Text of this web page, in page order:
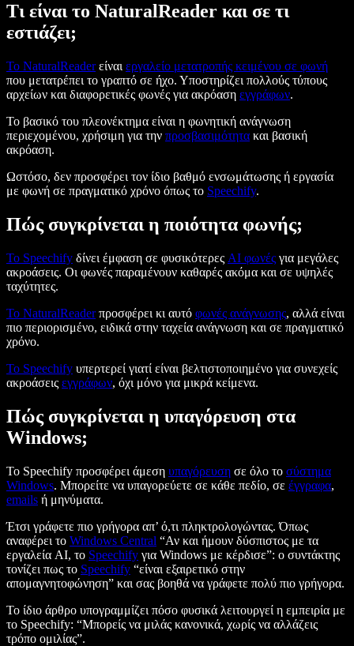
Τι είναι το NaturalReader και σε τι
εστιάζει;
Το NaturalReaderείναι εργαλείο μετατροπής κειμένου σε φωνή
που μετατρέπει το γραπτό σε ήχο. Υποστηρίζει πολλούς τύπους
αρχείων και διαφορετικές φωνές για ακρόαση εγγράφων.
Το βασικό του πλεονέκτημα είναι η φωνητική ανάγνωση
περιεχομένου, χρήσιμη για την προσβασιμότητα και βασική
ακρόαση.
Ωστόσο, δεν προσφέρει τον ίδιο βαθμό ενσωμάτωσης ή εργασία
με φωνή σε πραγματικό χρόνο όπως το Speechify.
Πώς συγκρίνεται η ποιότητα φωνής;
Το Speechify δίνει έμφαση σε φυσικότερες AI φωνές για μεγάλες
ακροάσεις. Οι φωνές παραμένουν καθαρές ακόμα και σε υψηλές
ταχύτητες.
Το NaturalReaderπροσφέρει κι αυτό φωνές ανάγνωσης, αλλά είναι
πιο περιορισμένο, ειδικά στην ταχεία ανάγνωση και σε πραγματικό
χρόνο.
Το Speechify υπερτερεί γιατί είναι βελτιστοποιημένο για συνεχείς
ακροάσεις εγγράφων, όχι μόνο για μικρά κείμενα.
Πώς συγκρίνεται η υπαγόρευση στα
Windows;
Το Speechify προσφέρει άμεση υπαγόρευση σε όλο το σύστημα
Windows. Μπορείτε να υπαγορεύετε σε κάθε πεδίο, σε έγγραφα,
emails ή μηνύματα.
Έτσι γράφετε πιο γρήγορα απ’ ό,τι πληκτρολογώντας. Όπως
αναφέρει το Windows Central “Αν και ήμουν δύσπιστος με τα
εργαλεία AI, το Speechify για Windows με κέρδισε”: o συντάκτης
τονίζει πως το Speechify “είναι εξαιρετικό στην
απομαγνητοφώνηση” και σας βοηθά να γράφετε πολύ πιο γρήγορα.
Το ίδιο άρθρο υπογραμμίζει πόσο φυσικά λειτουργεί η εμπειρία με
το Speechify: “Μπορείς να μιλάς κανονικά, χωρίς να αλλάζεις
τρόπο ομιλίας”.